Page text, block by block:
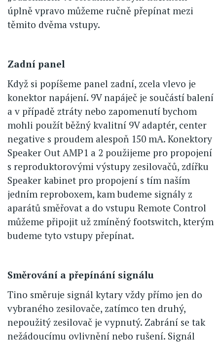
úplně vpravo můžeme ručně přepínat mezi
těmito dvěma vstupy.
Zadní panel
Když si popíšeme panel zadní, zcela vlevo je
konektor napájení. 9V napáječ je součástí balení
a v případě ztráty nebo zapomenutí bychom
mohli použít běžný kvalitní 9V adaptér, center
negative s proudem alespoň 150 mA. Konektory
Speaker Out AMP1 a 2 použijeme pro propojení
s reproduktorovými výstupy zesilovačů, zdířku
Speaker kabinet pro propojení s tím naším
jedním reproboxem, kam budeme signály z
aparátů směřovat a do vstupu Remote Control
můžeme připojit už zmíněný footswitch, kterým
budeme tyto vstupy přepínat.
Směrování a přepínání signálu
Tino směruje signál kytary vždy přímo jen do
vybraného zesilovače, zatímco ten druhý,
nepoužitý zesilovač je vypnutý. Zabrání se tak
nežádoucímu ovlivnění nebo rušení. Signál